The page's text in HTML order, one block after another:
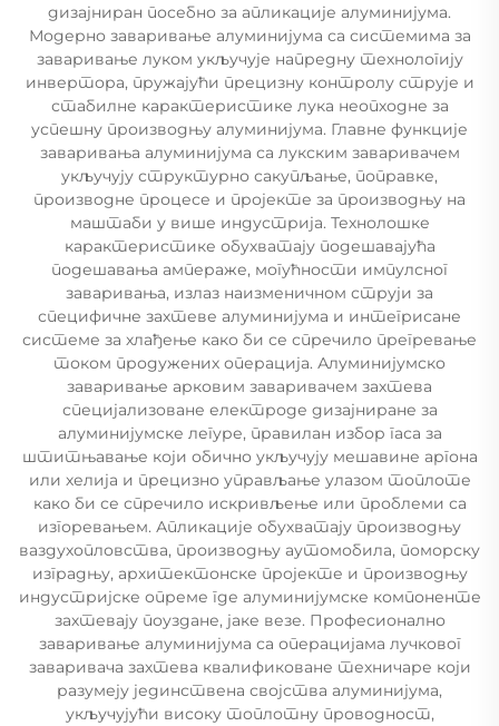
дизајниран посебно за апликације алуминијума.
Модерно заваривање алуминијума са системима за
заваривање луком укључује напредну технологију
инвертора, пружајући прецизну контролу струје и
стабилне карактеристике лука неопходне за
успешну производњу алуминијума. Главне функције
заваривања алуминијума са лукским заваривачем
укључују структурно сакупљање, поправке,
производне процесе и пројекте за производњу на
маштаби у више индустрија. Технолошке
карактеристике обухватају подешавајућа
подешавања ампераже, могућности импулсног
заваривања, излаз наизменичном струји за
специфичне захтеве алуминијума и интегрисане
системе за хлађење како би се спречило прегревање
током продужених операција. Алуминијумско
заваривање арковим заваривачем захтева
специјализоване електроде дизајниране за
алуминијумске легуре, правилан избор гаса за
штитњавање који обично укључују мешавине аргона
или хелија и прецизно управљање улазом топлоте
како би се спречило искривљење или проблеми са
изгоревањем. Апликације обухватају производњу
ваздухопловства, производњу аутомобила, поморску
изградњу, архитектонске пројекте и производњу
индустријске опреме где алуминијумске компоненте
захтевају поуздане, јаке везе. Професионално
заваривање алуминијума са операцијама лучковог
заваривача захтева квалификоване техничаре који
разумеју јединствена својства алуминијума,
укључујући високу топлотну проводност,